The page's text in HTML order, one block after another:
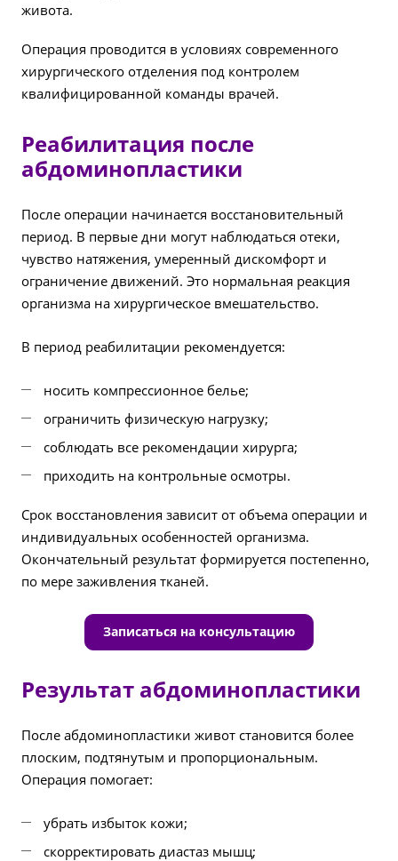
живота.
Операция проводится в условиях современного
хирургического отделения под контролем
квалифицированной команды врачей.
Реабилитация после
абдоминопластики
После операции начинается восстановительный
период. В первые дни могут наблюдаться отеки,
чувство натяжения, умеренный дискомфорт и
ограничение движений. Это нормальная реакция
организма на хирургическое вмешательство.
В период реабилитации рекомендуется:
носить компрессионное белье;
ограничить физическую нагрузку;
соблюдать все рекомендации хирурга;
приходить на контрольные осмотры.
Срок восстановления зависит от объема операции и
индивидуальных особенностей организма.
Окончательный результат формируется постепенно,
по мере заживления тканей.
Записаться на консультацию
Результат абдоминопластики
После абдоминопластики живот становится более
плоским, подтянутым и пропорциональным.
Операция помогает:
убрать избыток кожи;
скорректировать диастаз мышц;